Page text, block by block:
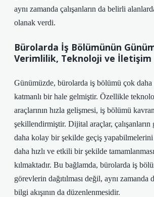
aynı zamanda çalışanların da belirli
olanak verdi.
Bürolarda İş Bölümünün
Verimlilik, Teknoloji ve İletişim
Günümüzde, bürolarda iş bölümü çok daha
katmanlı bir hale gelmiştir. Özellikle
araçlarının hızla gelişmesi, iş bölümü
şekillendirmiştir. Dijital araçlar, çalışanların
daha kolay bir şekilde geçiş
daha hızlı ve etkili bir şekilde
kılmaktadır. Bu bağlamda, bürolarda iş
görevlerin dağıtılması değil, aynı
bilgi akışının da düzenlenmesidir.